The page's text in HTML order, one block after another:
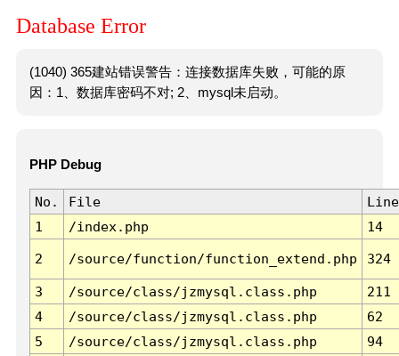
Database Error
(1040) 365建站错误警告：连接数据库失败，可能的原
因：1、数据库密码不对; 2、mysql未启动。
PHP Debug
No. File
Line
1
/index.php 14
2 /source/function/function_extend.php 324
3 /source/class/jzmysql.class.php
211
4
/source/class/jzmysql.class.php
62
5
/source/class/jzmysql.class.php
94